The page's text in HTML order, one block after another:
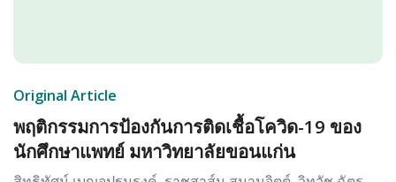
Original Article
พฤติกรรมการป้องกันการติดเชื้อโควิด-19 ของ
นักศึกษาแพทย์ มหาวิทยาลัยขอนแก่น